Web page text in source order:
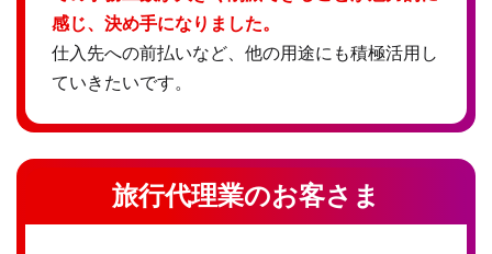
感じ、決め手になりました。
仕入先への前払いなど、他の用途にも積極活用し
ていきたいです。
旅行代理業のお客さま